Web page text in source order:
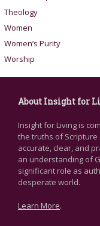
Theology
Women
Women’s Purity
Worship
About Insight for
Insight for Living is
the truths of Scripture
accurate, clear, and
an understanding of
significant role as
desperate world.
Learn More.